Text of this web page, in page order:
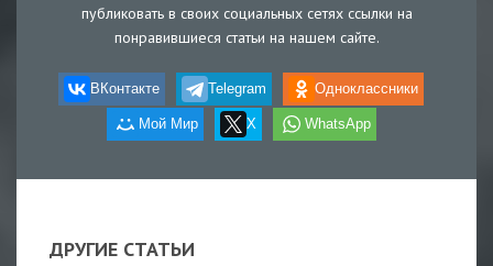
публиковать в своих социальных сетях ссылки на
понравившиеся статьи на нашем сайте.
ВКонтакте Telegram Одноклассники
Мой Мир X WhatsApp
ДРУГИЕ СТАТЬИ